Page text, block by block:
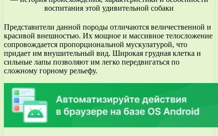
Представители данной породы отличаются величественной и
красивой внешностью. Их мощное и массивное телосложение
сопровождается пропорциональной мускулатурой, что
придает им внушительный вид. Широкая грудная клетка и
сильные лапы позволяют им легко передвигаться по
сложному горному рельефу.